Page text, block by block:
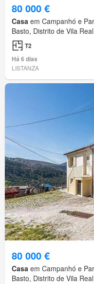
80 000 €
Casa em Campanhó e
Basto, Distrito de Vila Real
T2
Há 6 dias
LISTANZA
80 000 €
Casa em Campanhó e
Basto, Distrito de Vila Real